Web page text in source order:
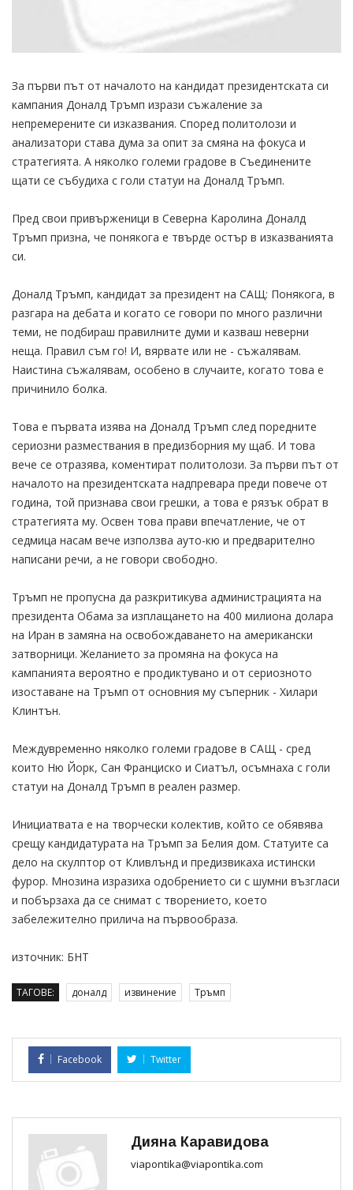
За първи път от началото на кандидат президентската си
кампания Доналд Тръмп изрази съжаление за
непремерените си изказвания. Според политолози и
анализатори става дума за опит за смяна на фокуса и
стратегията. А няколко големи градове в Съединените
щати се събудиха с голи статуи на Доналд Тръмп.
Пред свои привърженици в Северна Каролина Доналд
Тръмп призна, че понякога е твърде остър в изказванията
си.
Доналд Тръмп, кандидат за президент на САЩ: Понякога, в
разгара на дебата и когато се говори по много различни
теми, не подбираш правилните думи и казваш неверни
неща. Правил съм го! И, вярвате или не - съжалявам.
Наистина съжалявам, особено в случаите, когато това е
причинило болка.
Това е първата изява на Доналд Тръмп след поредните
сериозни размествания в предизборния му щаб. И това
вече се отразява, коментират политолози. За първи път от
началото на президентската надпревара преди повече от
година, той признава свои грешки, а това е рязък обрат в
стратегията му. Освен това прави впечатление, че от
седмица насам вече използва ауто-кю и предварително
написани речи, а не говори свободно.
Тръмп не пропусна да разкритикува администрацията на
президента Обама за изплащането на 400 милиона долара
на Иран в замяна на освобождаването на американски
затворници. Желанието за промяна на фокуса на
кампанията вероятно е продиктувано и от сериозното
изоставане на Тръмп от основния му съперник - Хилари
Клинтън.
Междувременно няколко големи градове в САЩ - сред
които Ню Йорк, Сан Франциско и Сиатъл, осъмнаха с голи
статуи на Доналд Тръмп в реален размер.
Инициатвата е на творчески колектив, който се обявява
срещу кандидатурата на Тръмп за Белия дом. Статуите са
дело на скулптор от Кливлънд и предизвикаха истински
фурор. Мнозина изразиха одобрението си с шумни възгласи
и побързаха да се снимат с творението, което
забележително прилича на първообраза.
източник: БНТ
ТАГОВЕ: доналд извинение Тръмп
Facebook Twitter
Дияна Каравидова
viapontika@viapontika.com